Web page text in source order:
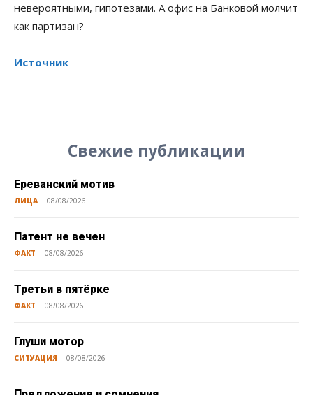
невероятными, гипотезами. А офис на Банковой молчит
как партизан?
Источник
Свежие публикации
Ереванский мотив
ЛИЦА 08/08/2026
Патент не вечен
ФАКТ 08/08/2026
Третьи в пятёрке
ФАКТ 08/08/2026
Глуши мотор
СИТУАЦИЯ 08/08/2026